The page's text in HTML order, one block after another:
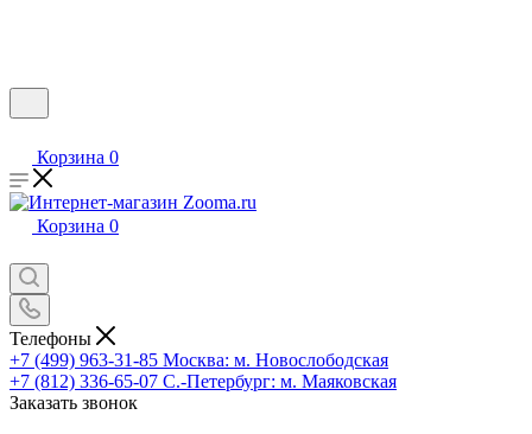
Корзина 0
Корзина 0
Телефоны
+7 (499) 963-31-85 Москва: м. Новослободская
+7 (812) 336-65-07 С.-Петербург: м. Маяковская
Заказать звонок